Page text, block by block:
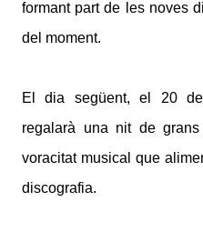
formant part de les noves
del moment.
El dia següent, el 20
regalarà una nit de
voracitat musical que
discografia.